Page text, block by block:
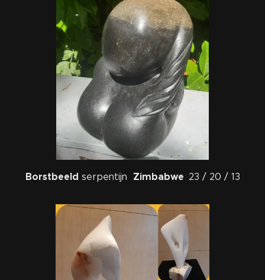
Borstbeeld serpentijn Zimbabwe 23 / 20 / 13